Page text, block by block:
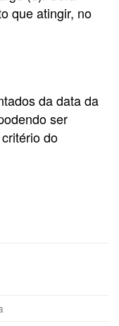
que atingir, no
da data da
ser
do